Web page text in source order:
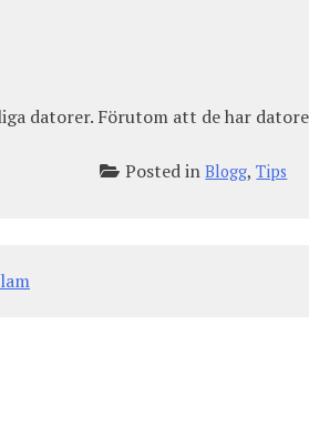
datorer. Förutom att de har
Posted inBlogg,Tips